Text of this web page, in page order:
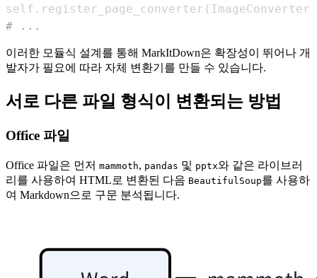
self . register_page_converter ( ImageConverter
# ...
이러한 모듈식 설계를 통해 MarkItDown은 확장성이 뛰어나 개
발자가 필요에 따라 자체 변환기를 만들 수 있습니다.
서로 다른 파일 형식이 변환되는 방법
Office 파일
Office 파일은 먼저 mammoth, pandas 및 pptx와 같은 라이브러
리를 사용하여 HTML로 변환된 다음 BeautifulSoup를 사용하
여 Markdown으로 구문 분석됩니다.